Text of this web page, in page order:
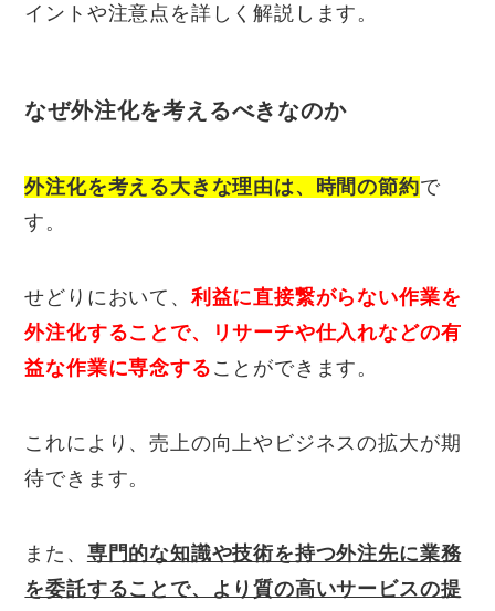
イントや注意点を詳しく解説します。
なぜ外注化を考えるべきなのか
外注化を考える大きな理由は、時間の節約で
す。
せどりにおいて、 利益に直接繋がらない作業を
外注化することで、リサーチや仕入れなどの有
益な作業に専念する ことができます。
これにより、売上の向上やビジネスの拡大が期
待できます。
また、 専門的な知識や技術を持つ外注先に業務
を委託することで、より質の高いサービスの提